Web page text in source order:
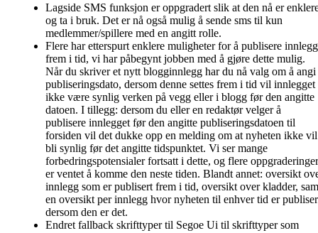
Lagside SMS funksjon er oppgradert slik at den nå er
og ta i bruk. Det er nå også mulig å sende sms til kun
medlemmer/spillere med en angitt rolle.
Flere har etterspurt enklere muligheter for å publisere innlegg
frem i tid, vi har påbegynt jobben med å gjøre dette mulig.
Når du skriver et nytt blogginnlegg har du nå valg om å angi
publiseringsdato, dersom denne settes frem i tid vil innlegget
ikke være synlig verken på vegg eller i blogg før den angitte
datoen. I tillegg: dersom du eller en redaktør velger å
publisere innlegget før den angitte publiseringsdatoen til
forsiden vil det dukke opp en melding om at nyheten ikke vil
bli synlig før det angitte tidspunktet. Vi ser mange
forbedringspotensialer fortsatt i dette, og flere oppgraderinger
er ventet å komme den neste tiden. Blandt annet: oversikt
innlegg som er publisert frem i tid, oversikt over kladder,
en oversikt per innlegg hvor nyheten til enhver tid er
dersom den er det.
Endret fallback skrifttyper til Segoe Ui til skrifttyper som